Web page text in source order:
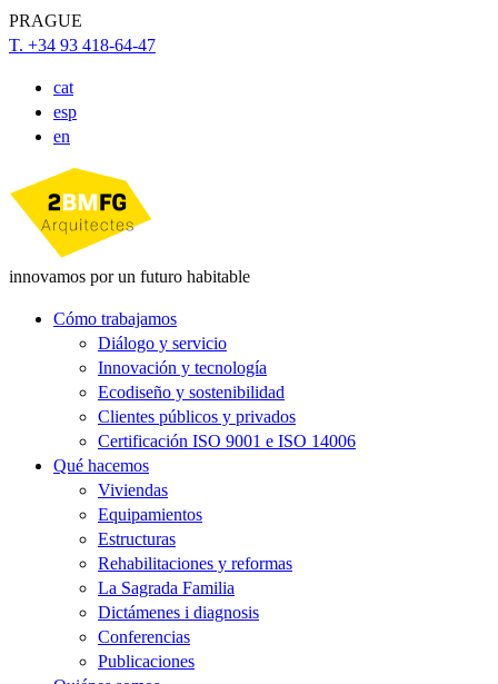
PRAGUE
T. +34 93 418-64-47
cat
esp
en
innovamos por un futuro habitable
Cómo trabajamos
Diálogo y servicio
Innovación y tecnología
Ecodiseño y sostenibilidad
Clientes públicos y privados
Certificación ISO 9001 e ISO 14006
Qué hacemos
Viviendas
Equipamientos
Estructuras
Rehabilitaciones y reformas
La Sagrada Familia
Dictámenes i diagnosis
Conferencias
Publicaciones